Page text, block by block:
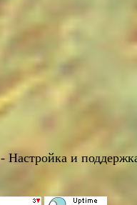
- Настройка и